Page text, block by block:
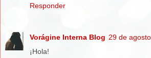
Responder
Vorágine Interna Blog 29 de
¡Hola!